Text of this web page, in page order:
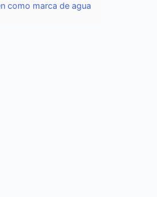
como marca de agua